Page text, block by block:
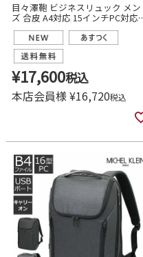
目々澤鞄 ビジネスリュック メン
ズ 合皮 A4対応 15インチPC対応
軽量 2ルーム おしゃれ 通勤リュッ
ク 55301m
¥17,600税込
本店会員様¥16,720税込